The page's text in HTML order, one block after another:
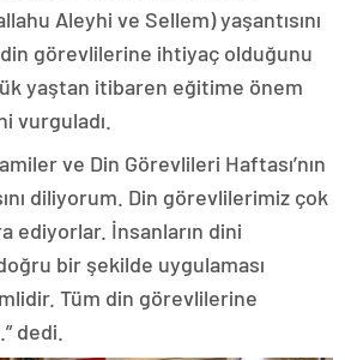
Aleyhi ve Sellem) yaşantısını
görevlilerine ihtiyaç olduğunu
yaştan itibaren eğitime önem
vurguladı.
ve Din Görevlileri Haftası’nın
diliyorum. Din görevlilerimiz çok
ediyorlar. İnsanların dini
bir şekilde uygulaması
Tüm din görevlilerine
dedi.